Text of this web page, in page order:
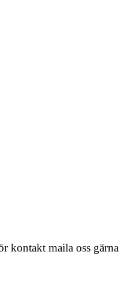
kontakt maila oss gärna